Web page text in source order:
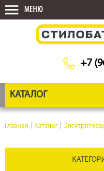
МЕНЮ
+7
КАТАЛОГ
Главная Каталог